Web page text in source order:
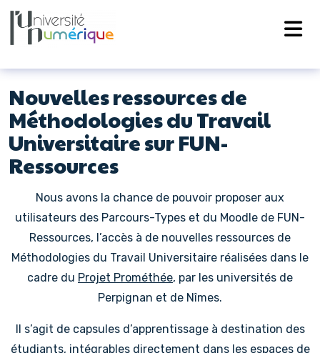
Passer au contenu
Navigation principale
Nouvelles ressources de
Méthodologies du Travail
Universitaire sur FUN-
Ressources
Nous avons la chance de pouvoir proposer aux
utilisateurs des Parcours-Types et du Moodle de FUN-
Ressources, l’accès à de nouvelles ressources de
Méthodologies du Travail Universitaire réalisées dans le
cadre du Projet Prométhée, par les universités de
Perpignan et de Nîmes.
Il s’agit de capsules d’apprentissage à destination des
étudiants, intégrables directement dans les espaces de